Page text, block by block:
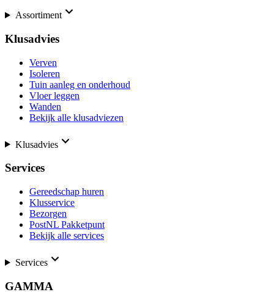
Assortiment
Klusadvies
Verven
Isoleren
Tuin aanleg en onderhoud
Vloer leggen
Wanden
Bekijk alle klusadviezen
Klusadvies
Services
Gereedschap huren
Klusservice
Bezorgen
PostNL Pakketpunt
Bekijk alle services
Services
GAMMA